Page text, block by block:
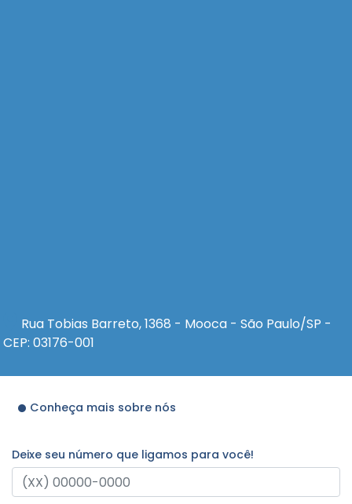
Rua Tobias Barreto, 1368 - Mooca - São Paulo/SP -
CEP: 03176-001
Conheça mais sobre nós
Deixe seu número que ligamos para você!